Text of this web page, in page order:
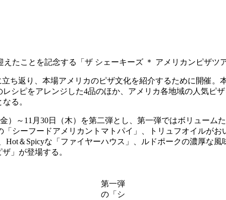
たことを記念する「ザ シェーキーズ ＊ アメリカンピザツ
立ち返り、本場アメリカのピザ文化を紹介するために開催
レシピをアレンジした4品のほか、アメリカ各地域の人気ピ
る。
）～11月30日（木）を第二弾とし、第一弾ではボリュー
シーフードアメリカントマトパイ」、トリュフオイルが
＆Spicyな「ファイヤーハウス」、ルドポークの濃厚な
」が登場する。
第一弾
の「シ